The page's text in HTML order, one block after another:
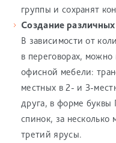
группы и сохранят
Создание
В зависимости от
в переговорах,
офисной мебели:
местных в 2- и 3-
друга, в форме
спинок, за несколько
третий ярусы.